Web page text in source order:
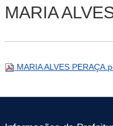
MARIA
MARIA ALVES